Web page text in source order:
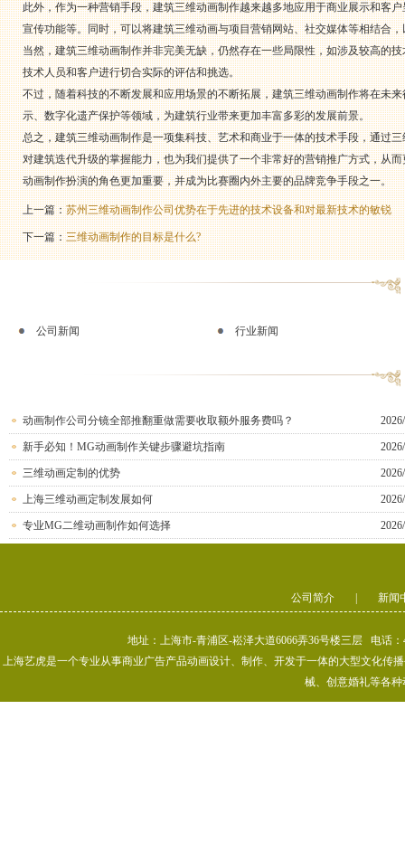
此外，作为一种营销手段，建筑三维动画制作越来越多地应用于商业展示和客
宣传功能等。同时，可以将建筑三维动画与项目营销网站、社交媒体等相结合
当然，建筑三维动画制作并非完美无缺，仍然存在一些局限性，如涉及较高的
技术人员和客户进行切合实际的评估和挑选。
不过，随着科技的不断发展和应用场景的不断拓展，建筑三维动画制作将在未
示、数字化遗产保护等领域，为建筑行业带来更加丰富多彩的发展前景。
总之，建筑三维动画制作是一项集科技、艺术和商业于一体的技术手段，通过
对建筑迭代升级的掌握能力，也为我们提供了一个非常好的营销推广方式，从
动画制作扮演的角色更加重要，并成为比赛圈内外主要的品牌竞争手段之一。
上一篇：苏州三维动画制作公司优势在于先进的技术设备和对最新技术的敏锐
下一篇：三维动画制作的目标是什么?
公司新闻 行业新闻
动画制作公司分镜全部推翻重做需要收取额外服务费吗？
新手必知！MG动画制作关键步骤避坑指南
三维动画定制的优势
上海三维动画定制发展如何
专业MG二维动画制作如何选择
公司简介 新闻
地址：上海市-青浦区-崧泽大道6066弄36号楼三层 电话
上海艺虎是一个专业从事商业广告产品动画设计、制作、开发于一体的大型文化传
械、创意婚礼等各